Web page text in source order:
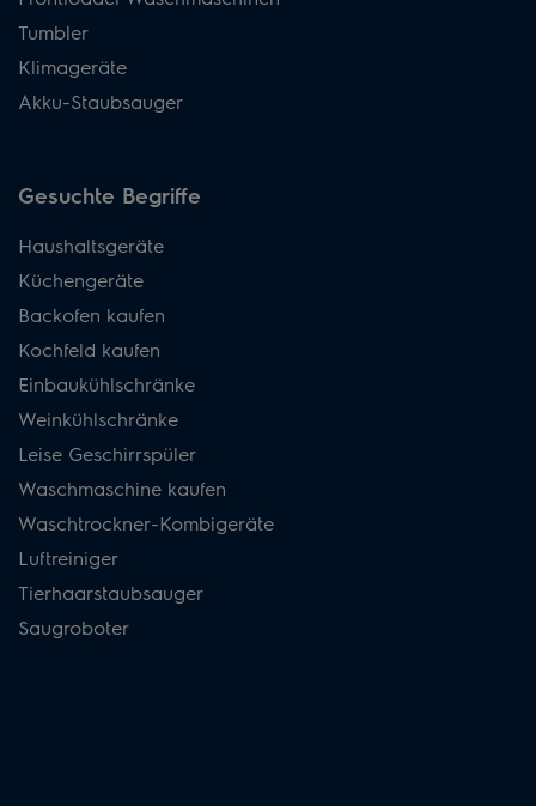
Tumbler
Klimageräte
Akku-Staubsauger
Gesuchte Begriffe
Haushaltsgeräte
Küchengeräte
Backofen kaufen
Kochfeld kaufen
Einbaukühlschränke
Weinkühlschränke
Leise Geschirrspüler
Waschmaschine kaufen
Waschtrockner-Kombigeräte
Luftreiniger
Tierhaarstaubsauger
Saugroboter